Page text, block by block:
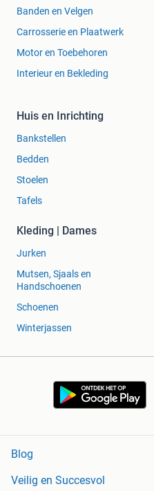
Banden en Velgen
Carrosserie en Plaatwerk
Motor en Toebehoren
Interieur en Bekleding
Huis en Inrichting
Bankstellen
Bedden
Stoelen
Tafels
Kleding | Dames
Jurken
Mutsen, Sjaals en
Handschoenen
Schoenen
Winterjassen
Blog
Veilig en Succesvol